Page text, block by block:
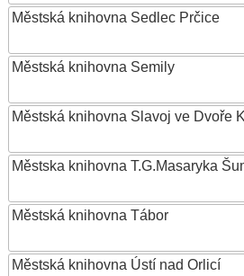
Městská knihovna Sedlec Prčice
Městská knihovna Semily
Městská knihovna Slavoj ve Dvoře
Městska knihovna T.G.Masaryka
Městská knihovna Tábor
Městská knihovna Ústí nad Orlicí